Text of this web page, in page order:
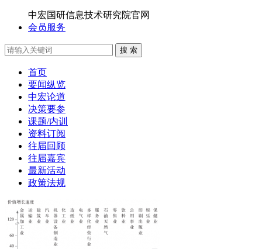
中宏国研信息技术研究院官网
会员服务
搜 索
首页
要闻纵览
中宏论道
决策要参
课题/内训
资料订阅
往届回顾
往届嘉宾
最新活动
政策法规